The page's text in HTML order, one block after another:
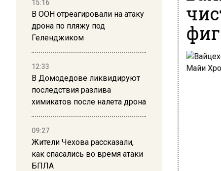
15:16
В ООН отреагировали на атаку
дрона по пляжу под
Геленджиком
12:33
В Домодедове ликвидируют
последствия разлива
химикатов после налета дрона
09:27
Жители Чехова рассказали,
как спасались во время атаки
БПЛА